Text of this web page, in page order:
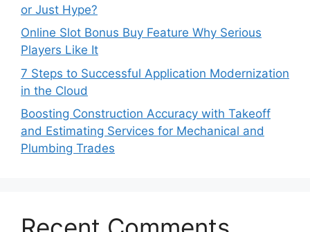
or Just Hype?
Online Slot Bonus Buy Feature Why Serious
Players Like It
7 Steps to Successful Application Modernization
in the Cloud
Boosting Construction Accuracy with Takeoff
and Estimating Services for Mechanical and
Plumbing Trades